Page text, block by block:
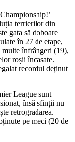
terrierilor din
gata să doboare
în 27 de etape,
multe înfrângeri (19),
roșii încasate.
recordul deținut
League sunt
însă sfinții nu
retrogradarea.
pe meci (20 de